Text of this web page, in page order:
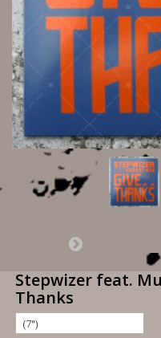
Stepwizer feat.
Thanks